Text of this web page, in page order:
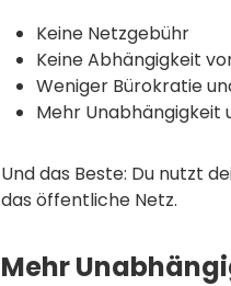
Keine Netzgebühr
Keine Abhängigkeit
Weniger Bürokratie
Mehr Unabhängigkeit
Und das Beste: Du nutzt
das öffentliche Netz.
Mehr